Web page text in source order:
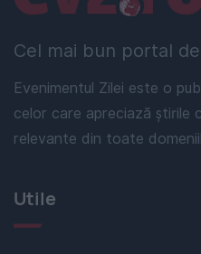
Cel mai bun portal
Evenimentul Zilei este o
celor care apreciază știrile
relevante din toate
Utile